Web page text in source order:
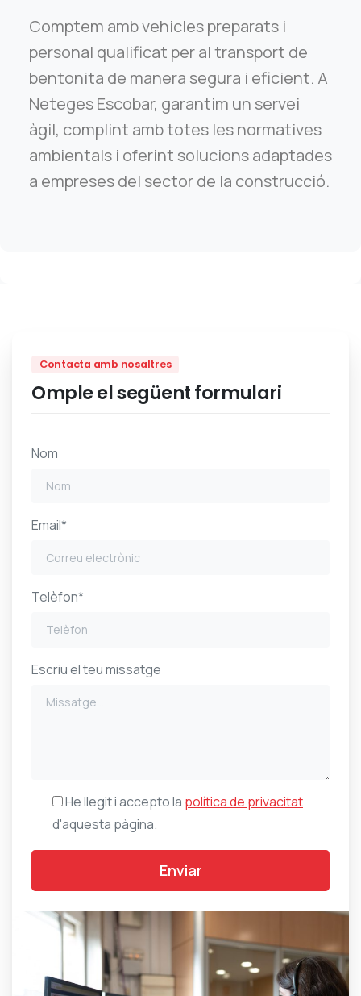
Comptem amb vehicles preparats i
personal qualificat per al transport de
bentonita de manera segura i eficient. A
Neteges Escobar, garantim un servei
àgil, complint amb totes les normatives
ambientals i oferint solucions adaptades
a empreses del sector de la construcció.
Contacta amb nosaltres
Omple el següent formulari
Nom
Email*
Telèfon*
Escriu el teu missatge
He llegit i accepto la política de privacitat
d'aquesta pàgina.